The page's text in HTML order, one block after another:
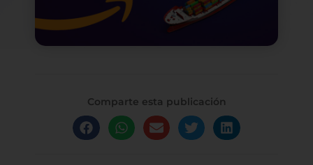
Comparte esta publicación